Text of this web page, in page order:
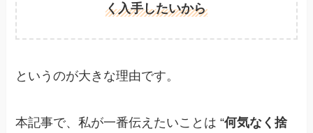
く入手したいから
というのが大きな理由です。
本記事で、私が一番伝えたいことは “何気なく捨